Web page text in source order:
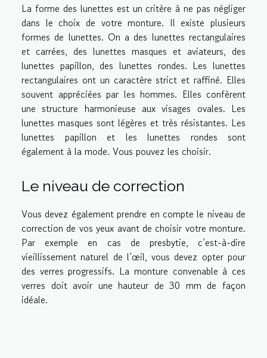
La forme des lunettes est un critère à ne pas négliger
dans le choix de votre monture. Il existe plusieurs
formes de lunettes. On a des lunettes rectangulaires
et carrées, des lunettes masques et aviateurs, des
lunettes papillon, des lunettes rondes. Les lunettes
rectangulaires ont un caractère strict et raffiné. Elles
souvent appréciées par les hommes. Elles confèrent
une structure harmonieuse aux visages ovales. Les
lunettes masques sont légères et très résistantes. Les
lunettes papillon et les lunettes rondes sont
également à la mode. Vous pouvez les choisir.
Le niveau de correction
Vous devez également prendre en compte le niveau de
correction de vos yeux avant de choisir votre monture.
Par exemple en cas de presbytie, c’est-à-dire
vieillissement naturel de l’œil, vous devez opter pour
des verres progressifs. La monture convenable à ces
verres doit avoir une hauteur de 30 mm de façon
idéale.